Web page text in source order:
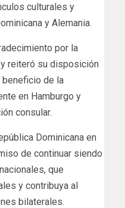
culturales y
y Alemania.
por la
reiteró su disposición
beneficio de la
en Hamburgo y
consular.
Dominicana en
de continuar siendo
que
y contribuya al
bilaterales.